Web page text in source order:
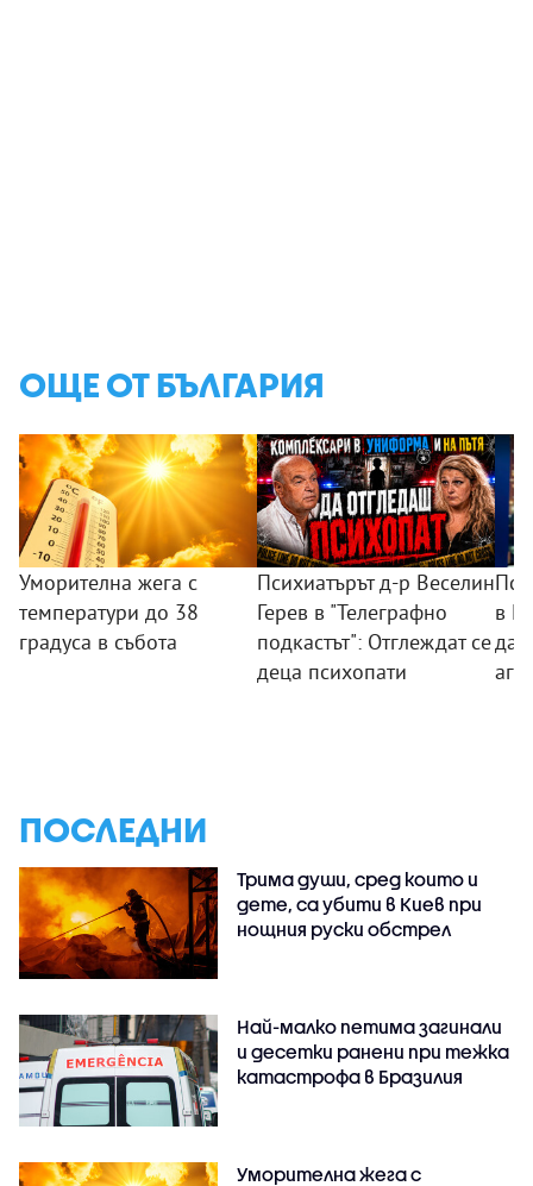
ОЩЕ ОТ БЪЛГАРИЯ
Уморителна жега с
температури до 38
градуса в събота
Психиатърът д-р Веселин
Герев в "Телеграфно
подкастът": Отглеждат се
деца психопати
в
ПОСЛЕДНИ
Трима души, сред които и
дете, са убити в Киев при
нощния руски обстрел
Най-малко петима загинали
и десетки ранени при тежка
катастрофа в Бразилия
Уморителна жега с